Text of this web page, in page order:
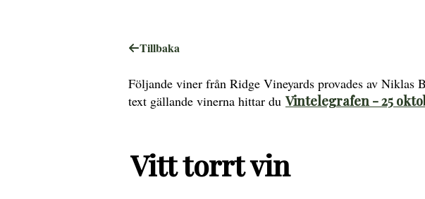
Tillbaka
Följande viner från Ridge Vineyards provades av Niklas
text gällande vinerna hittar du Vintelegrafen - 25
Vitt torrt vin